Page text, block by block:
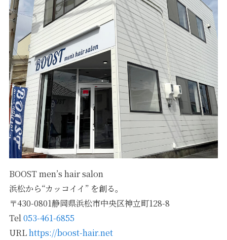
BOOST men’s hair salon
浜松から“カッコイイ” を創る。
〒430-0801静岡県浜松市中央区神立町128-8
Tel053-461-6855
URLhttps://boost-hair.net